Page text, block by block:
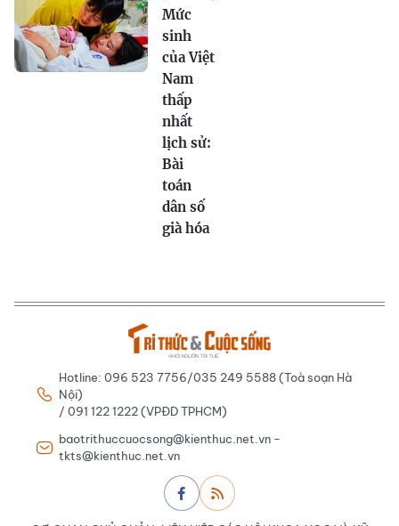
Mức
sinh
của Việt
Nam
thấp
nhất
lịch sử:
Bài
toán
dân số
già hóa
Hotline: 096 523 7756/035 249 5588 (Toà soạn Hà
Nội)
/ 091 122 1222 (VPĐD TPHCM)
baotrithuccuocsong@kienthuc.net.vn -
tkts@kienthuc.net.vn